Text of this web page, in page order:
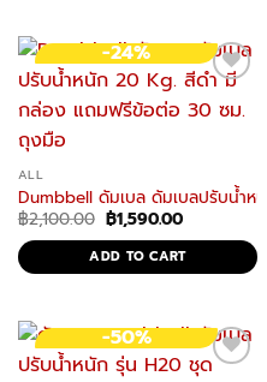
-24%
ALL
Dumbbell ดัมเบล ดัมเบลปรับน้ำ
฿2,100.00 Original
price
was:
฿2,100.00.
฿1,590.00Current
is:
฿1,590.00.
ADD TO CART
-50%